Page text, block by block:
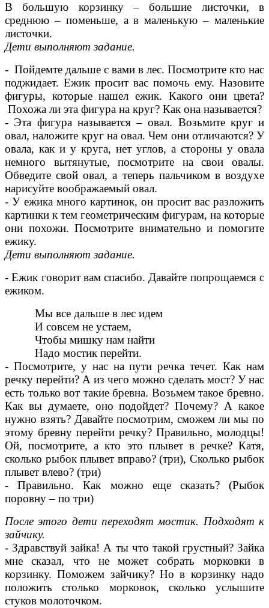
В большую корзинку – большие листочки, в
среднюю – поменьше, а в маленькую – маленькие
листочки.
Дети выполняют задание.
- Пойдемте дальше с вами в лес. Посмотрите кто нас
поджидает. Ежик просит вас помочь ему. Назовите
фигуры, которые нашел ежик. Какого они цвета?
Похожа ли эта фигура на круг? Как она называется?
- Эта фигура называется – овал. Возьмите круг и
овал, наложите круг на овал. Чем они отличаются? У
овала, как и у круга, нет углов, а стороны у овала
немного вытянутые, посмотрите на свои овалы.
Обведите свой овал, а теперь пальчиком в воздухе
нарисуйте воображаемый овал.
- У ежика много картинок, он просит вас разложить
картинки к тем геометрическим фигурам, на которые
они похожи. Посмотрите внимательно и помогите
ежику.
Дети выполняют задание.
- Ежик говорит вам спасибо. Давайте попрощаемся с
ежиком.
Мы все дальше в лес идем
И совсем не устаем,
Чтобы мишку нам найти
Надо мостик перейти.
- Посмотрите, у нас на пути речка течет. Как нам
речку перейти? А из чего можно сделать мост? У нас
есть только вот такие бревна. Возьмем такое бревно.
Как вы думаете, оно подойдет? Почему? А какое
нужно взять? Давайте посмотрим, сможем ли мы по
этому бревну перейти речку? Правильно, молодцы!
Ой, посмотрите, а кто это плывет в речке? Катя,
сколько рыбок плывет вправо? (три), Сколько рыбок
плывет влево? (три)
- Правильно. Как можно еще сказать? (Рыбок
поровну – по три)
После этого дети переходят мостик. Подходят к
зайчику.
- Здравствуй зайка! А ты что такой грустный? Зайка
мне сказал, что не может собрать морковки в
корзинку. Поможем зайчику? Но в корзинку надо
положить столько морковок, сколько услышите
стуков молоточком.